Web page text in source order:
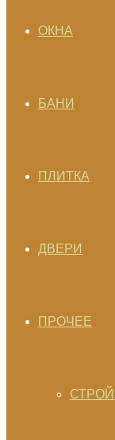
ОКНА
БАНИ
ПЛИТКА
ДВЕРИ
ПРОЧЕЕ